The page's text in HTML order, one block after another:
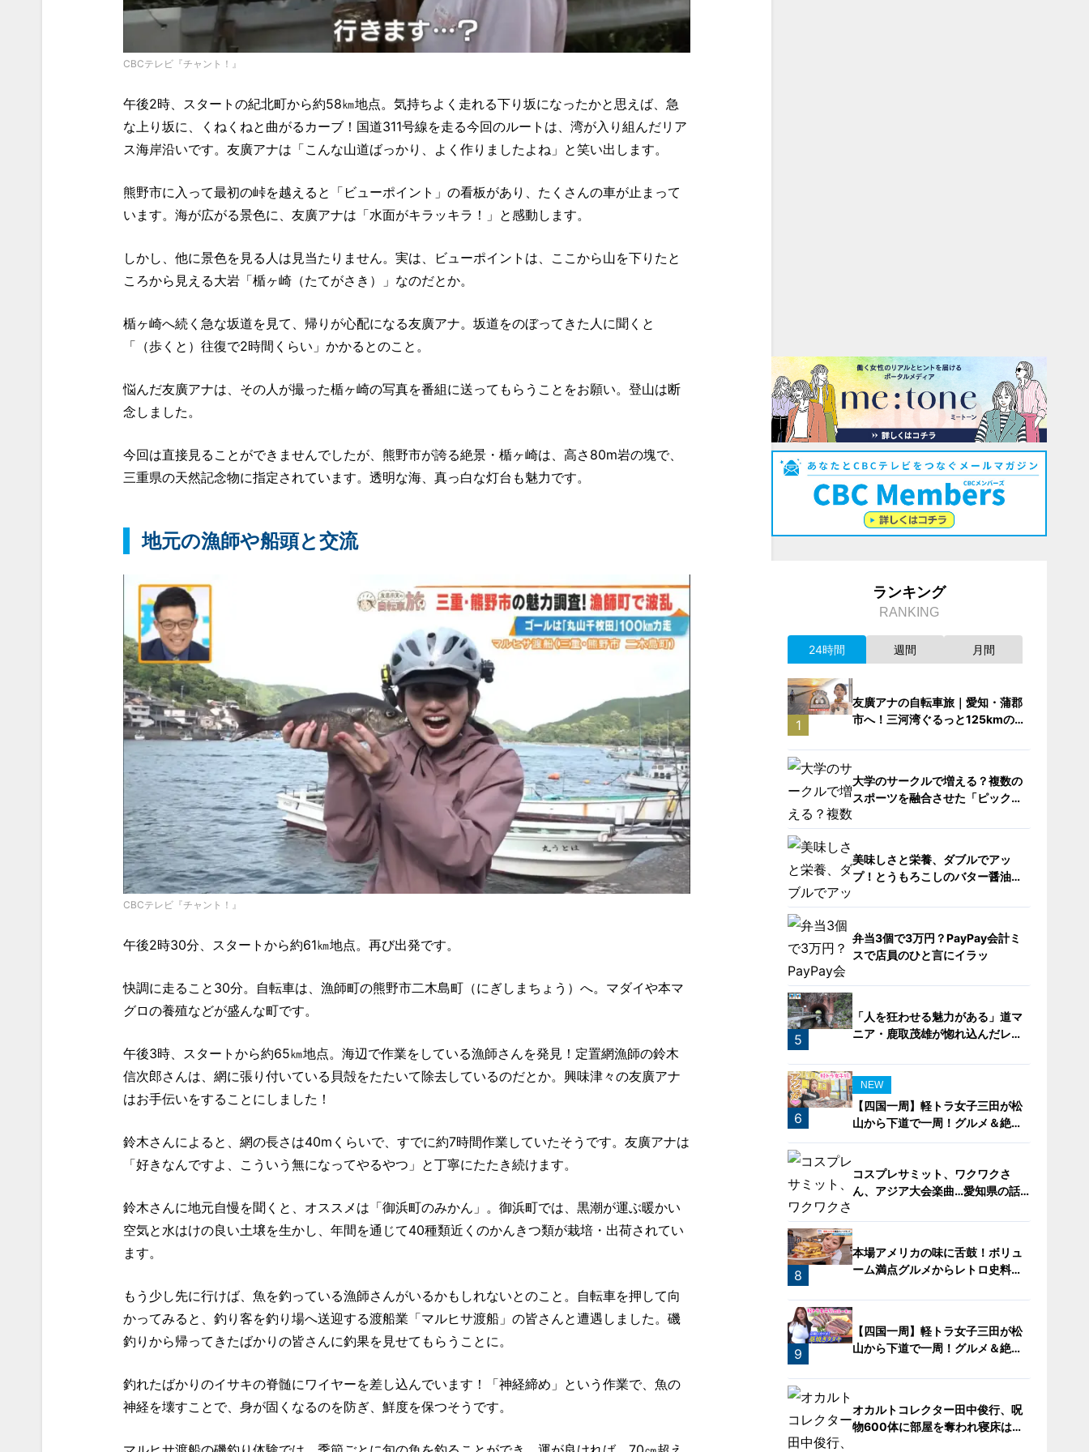
CBCテレビ『チャント！』
午後2時、スタートの紀北町から約58㎞地点。気持ちよく走れる下り坂になったかと思えば、急
な上り坂に、くねくねと曲がるカーブ！国道311号線を走る今回のルートは、湾が入り組んだリア
ス海岸沿いです。友廣アナは「こんな山道ばっかり、よく作りましたよね」と笑い出します。
熊野市に入って最初の峠を越えると「ビューポイント」の看板があり、たくさんの車が止まって
います。海が広がる景色に、友廣アナは「水面がキラッキラ！」と感動します。
しかし、他に景色を見る人は見当たりません。実は、ビューポイントは、ここから山を下りたと
ころから見える大岩「楯ヶ崎（たてがさき）」なのだとか。
楯ヶ崎へ続く急な坂道を見て、帰りが心配になる友廣アナ。坂道をのぼってきた人に聞くと
「（歩くと）往復で2時間くらい」かかるとのこと。
悩んだ友廣アナは、その人が撮った楯ヶ崎の写真を番組に送ってもらうことをお願い。登山は断
念しました。
今回は直接見ることができませんでしたが、熊野市が誇る絶景・楯ヶ崎は、高さ80m岩の塊で、
三重県の天然記念物に指定されています。透明な海、真っ白な灯台も魅力です。
地元の漁師や船頭と交流
CBCテレビ『チャント！』
午後2時30分、スタートから約61㎞地点。再び出発です。
快調に走ること30分。自転車は、漁師町の熊野市二木島町（にぎしまちょう）へ。マダイや本マ
グロの養殖などが盛んな町です。
午後3時、スタートから約65㎞地点。海辺で作業をしている漁師さんを発見！定置網漁師の鈴木
信次郎さんは、網に張り付いている貝殻をたたいて除去しているのだとか。興味津々の友廣アナ
はお手伝いをすることにしました！
鈴木さんによると、網の長さは40mくらいで、すでに約7時間作業していたそうです。友廣アナは
「好きなんですよ、こういう無になってやるやつ」と丁寧にたたき続けます。
鈴木さんに地元自慢を聞くと、オススメは「御浜町のみかん」。御浜町では、黒潮が運ぶ暖かい
空気と水はけの良い土壌を生かし、年間を通じて40種類近くのかんきつ類が栽培・出荷されてい
ます。
もう少し先に行けば、魚を釣っている漁師さんがいるかもしれないとのこと。自転車を押して向
かってみると、釣り客を釣り場へ送迎する渡船業「マルヒサ渡船」の皆さんと遭遇しました。磯
釣りから帰ってきたばかりの皆さんに釣果を見せてもらうことに。
釣れたばかりのイサキの脊髄にワイヤーを差し込んでいます！「神経締め」という作業で、魚の
神経を壊すことで、身が固くなるのを防ぎ、鮮度を保つそうです。
ランキング
RANKING
24時間 週間 月間
1
友廣アナの自転車旅｜愛知・蒲郡
市へ！三河湾ぐるっと125kmの自
2
大学のサークルで増える？複数の
スポーツを融合させた「ピックル
3
美味しさと栄養、ダブルでアッ
プ！とうもろこしのバター醤油炊
4
弁当3個で3万円？PayPay会計ミ
スで店員のひと言にイラッ
5
「人を狂わせる魅力がある」道マ
ニア・鹿取茂雄が惚れ込んだレン
6
NEW
【四国一周】軽トラ女子三田が松
山から下道で一周！グルメ＆絶景
ドライブ⑳
7
コスプレサミット、ワクワクさ
ん、アジア大会楽曲…愛知県の話
8
本場アメリカの味に舌鼓！ボリュ
ーム満点グルメからレトロ史料館
ト3選
9
【四国一周】軽トラ女子三田が松
山から下道で一周！グルメ＆絶景
オカルトコレクター田中俊行、呪
物600体に部屋を奪われ寝床は廊